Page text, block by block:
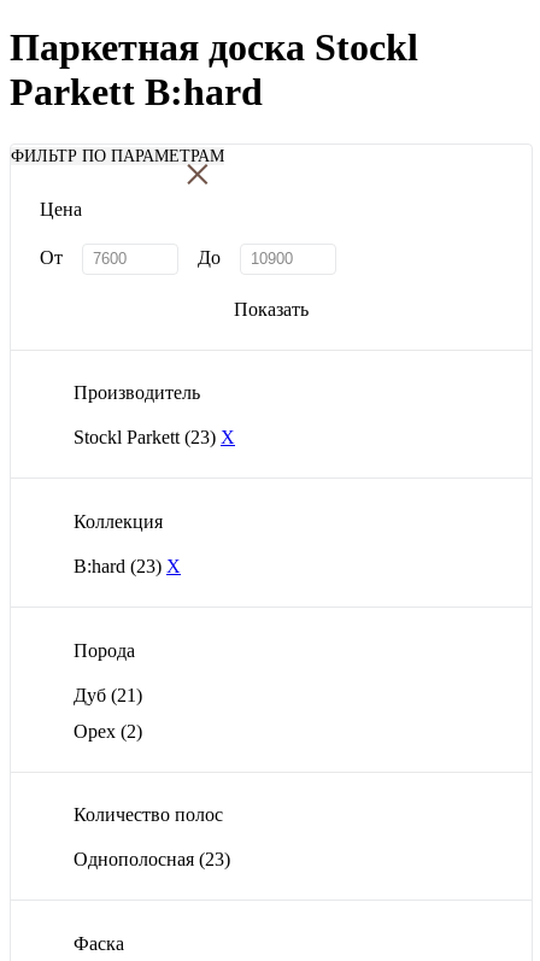
Паркетная доска Stockl
Parkett B:hard
ФИЛЬТР ПО ПАРАМЕТРАМ
×
Цена
От До
Показать
Производитель
Stockl Parkett (23) X
Коллекция
B:hard (23) X
Порода
Дуб (21)
Орех (2)
Количество полос
Однополосная (23)
Фаска